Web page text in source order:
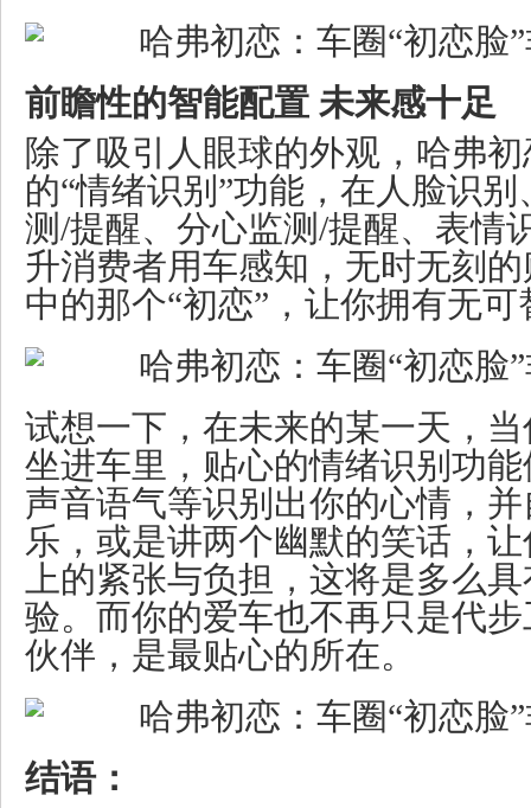
前瞻性的智能配置 未来感十足
除了吸引人眼球的外观，哈弗
的“情绪识别”功能，在人脸识
测/提醒、分心监测/提醒、表情
升消费者用车感知，无时无刻
中的那个“初恋”，让你拥有无
试想一下，在未来的某一天，
坐进车里，贴心的情绪识别功
声音语气等识别出你的心情，
乐，或是讲两个幽默的笑话，
上的紧张与负担，这将是多么
验。而你的爱车也不再只是代
伙伴，是最贴心的所在。
结语：